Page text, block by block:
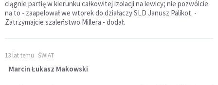
ciągnie partię w kierunku całkowitej izolacji na lewicy; nie pozwólcie
na to - zaapelował we wtorek do działaczy SLD Janusz Palikot. -
Zatrzymajcie szaleństwo Millera - dodał.
13 lat temu ŚWIAT
Marcin Łukasz Makowski